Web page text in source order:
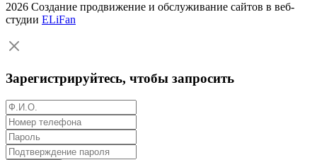
2026 Создание продвижение и обслуживание сайтов в веб-
студии ELiFan
Зарегистрируйтесь, чтобы запросить